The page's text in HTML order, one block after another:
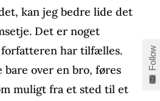
kan jeg bedre lide det
Det er noget
har tilfælles.
bare over en bro, føres
muligt fra et sted til et
Follow